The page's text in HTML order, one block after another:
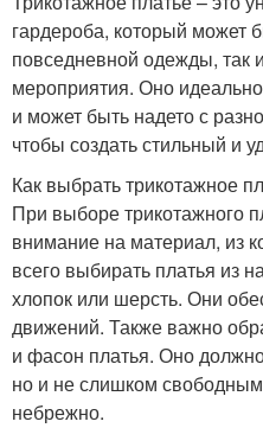
гардероба, который может
повседневной одежды, так
мероприятия. Оно
и может быть надето с
чтобы создать стильный и
Как выбрать трикотажное
При выборе трикотажного
внимание на материал, из
всего выбирать платья из
хлопок или шерсть. Они
движений. Также важно
и фасон платья. Оно
но и не слишком
небрежно.